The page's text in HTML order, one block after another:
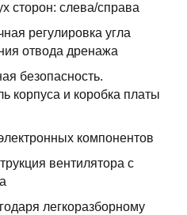
сторон: слева/справа
регулировка угла
отвода дренажа
безопасность.
корпуса и коробка платы
компонентов
вентилятора с
легкоразборному